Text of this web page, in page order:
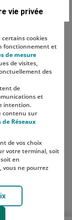
Instagram
compte TikTok
vie privée
certains cookies
fonctionnement et
de mesure
de visites,
des
de
et
intention.
contenu sur
de Réseaux
de vos choix
votre terminal, soit
en
vous ne pourrez
en cliquant
et les